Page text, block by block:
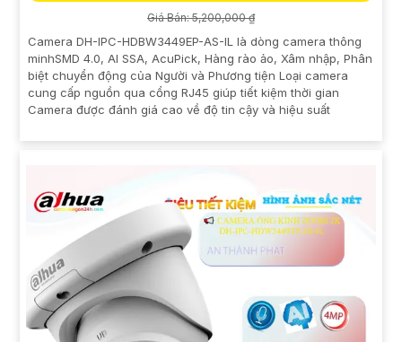
Giá Bán: 5,200,000 ₫
Camera DH-IPC-HDBW3449EP-AS-IL là dòng camera thông
minhSMD 4.0, AI SSA, AcuPick, Hàng rào ảo, Xâm nhập, Phân
biệt chuyển động của Người và Phương tiện Loại camera
cung cấp nguồn qua cổng RJ45 giúp tiết kiệm thời gian
Camera được đánh giá cao về độ tin cậy và hiệu suất